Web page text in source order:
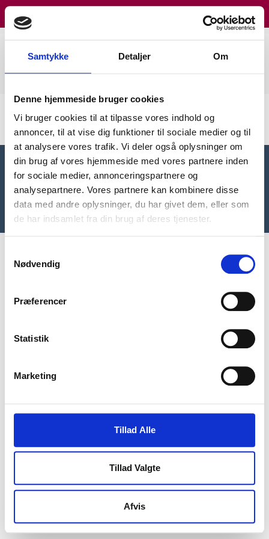
Samtykke Detaljer Om
Denne hjemmeside bruger cookies
Vi bruger cookies til at tilpasse vores indhold og
annoncer, til at vise dig funktioner til sociale medier og til
at analysere vores trafik. Vi deler også oplysninger om
din brug af vores hjemmeside med vores partnere inden
for sociale medier, annonceringspartnere og
analysepartnere. Vores partnere kan kombinere disse
data med andre oplysninger, du har givet dem, eller som
de har indsamlet fra din brug af deres tjenester.
Nødvendig
Præferencer
Statistik
Marketing
Tillad Alle
Tillad Valgte
Afvis
Online Booking
ØRE- NÆSE-
HALSKLINIKKEN
Cookiedeklaration
ØRE- NÆSE- HALSKLINIKKEN I HILLERØD
2024 © Angelica Lauritzen • info@snorken.dk